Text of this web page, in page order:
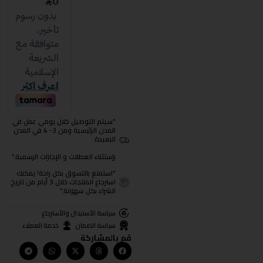
"سيتم التوصيل خلال يومي عمل في
المدن الرئيسية ومن 3- 4 في المدن
البعيدة.
بإستثناء العطلات و الإجازات الرسمية."
"استمتع بالتسوق بكل راحة! يمكنك
استرجاع المنتجات خلال 3 أيام من تاريخ
الشراء بكل سهولة."
سياسة الأستبدال والأسترجاع
سياسة الضمان
خدمة العملاء
قم بالمشاركة